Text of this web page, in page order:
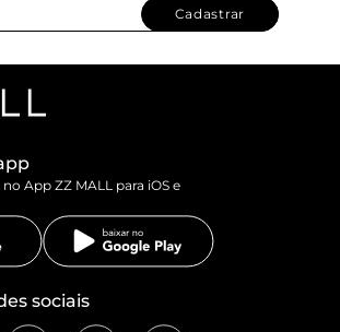
Cadastrar
App ZZ MALL para iOS e
sociais